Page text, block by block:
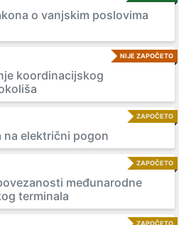
o vanjskim poslovima
NIJE ZAPOČETO
koordinacijskog
ZAPOČETO
na električni pogon
ZAPOČETO
međunarodne
terminala
ZAPOČETO